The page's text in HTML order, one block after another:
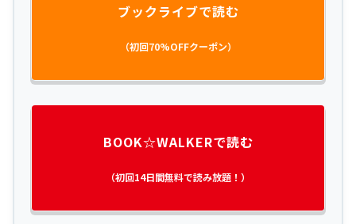
ブックライブで読む
（初回70%OFFクーポン）
BOOK☆WALKERで読む
（初回14日間無料で読み放題！）